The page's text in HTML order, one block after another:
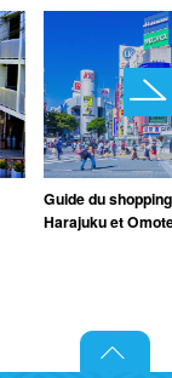
Guide du
Harajuku et